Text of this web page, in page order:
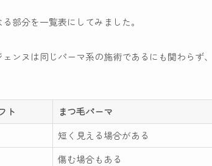
部分を一覧表にしてみました。
ンヌは同じパーマ系の施術であるにも関わらず
ト
まつ毛パーマ
短く見える場合がある
傷む場合もある